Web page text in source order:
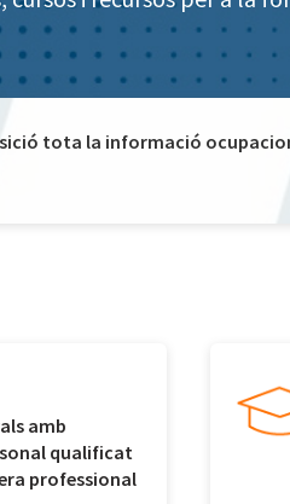
tota la informació
amb
qualificat
professional